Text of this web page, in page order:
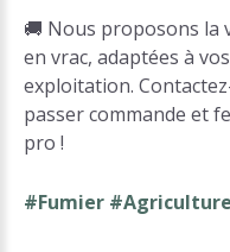
🚚 Nous proposons la
en vrac, adaptées à
exploitation.
passer commande et
pro !
#Fumier